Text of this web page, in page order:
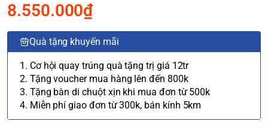
8.550.000₫
Quà tặng khuyến mãi
1. Cơ hội quay trúng quà tặng trị giá 12tr
2. Tặng voucher mua hàng lên đến 800k
3. Tặng bàn di chuột xịn khi mua đơn từ 500k
4. Miễn phí giao đơn từ 300k, bán kính 5km